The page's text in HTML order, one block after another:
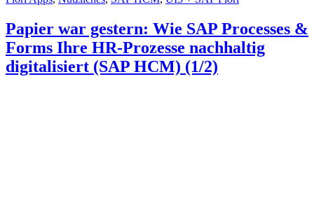
Papier war gestern: Wie SAP Processes &
Forms Ihre HR-Prozesse nachhaltig
digitalisiert (SAP HCM) (1/2)